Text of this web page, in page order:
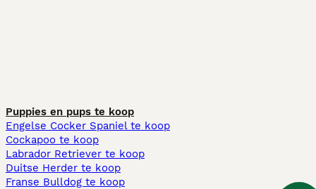
Puppies en pups te koop
Engelse Cocker Spaniel te koop
Cockapoo te koop
Labrador Retriever te koop
Duitse Herder te koop
Franse Bulldog te koop